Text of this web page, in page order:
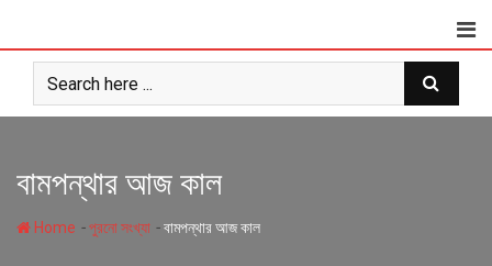
content
বামপন্থার আজ কাল
Home -পুরনো সংখ্যা -বামপন্থার আজ কাল